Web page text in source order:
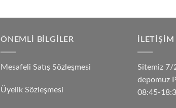
ÖNEMLI BILGILER
Mesafeli Satış Sözleşmesi
Üyelik Sözleşmesi
İLETIŞIM
Sitemiz 7/
depomuz
08:45-